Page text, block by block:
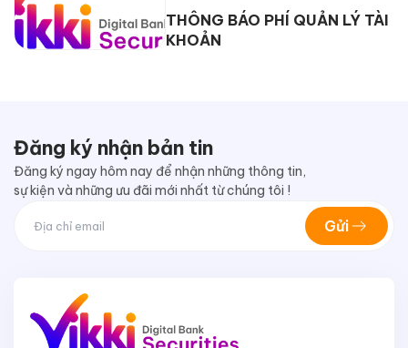
THÔNG BÁO PHÍ QUẢN LÝ TÀI
KHOẢN
Đăng ký nhận bản tin
Đăng ký ngay hôm nay để nhận những thông tin,
sự kiện và những ưu đãi mới nhất từ chúng tôi !
Gửi